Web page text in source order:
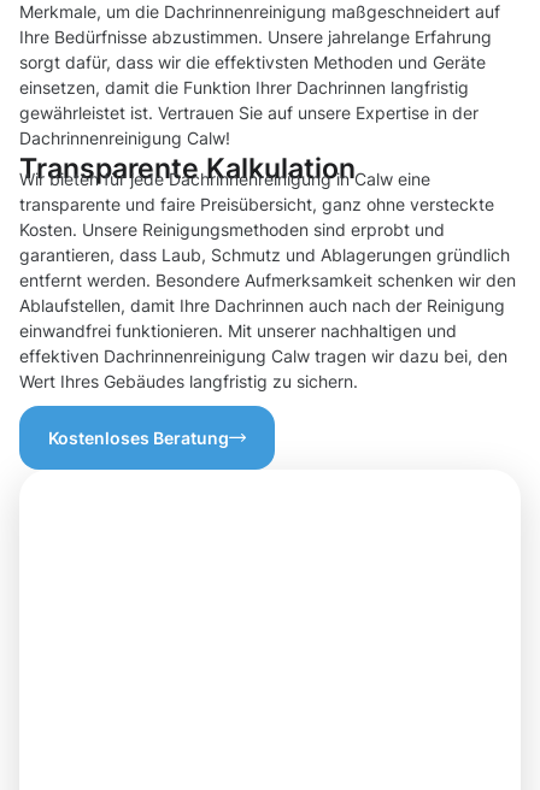
Merkmale, um die Dachrinnenreinigung maßgeschneidert auf
Ihre Bedürfnisse abzustimmen. Unsere jahrelange Erfahrung
sorgt dafür, dass wir die effektivsten Methoden und Geräte
einsetzen, damit die Funktion Ihrer Dachrinnen langfristig
gewährleistet ist. Vertrauen Sie auf unsere Expertise in der
Dachrinnenreinigung Calw!
Transparente Kalkulation
Wir bieten für jede Dachrinnenreinigung in Calw eine
transparente und faire Preisübersicht, ganz ohne versteckte
Kosten. Unsere Reinigungsmethoden sind erprobt und
garantieren, dass Laub, Schmutz und Ablagerungen gründlich
entfernt werden. Besondere Aufmerksamkeit schenken wir den
Ablaufstellen, damit Ihre Dachrinnen auch nach der Reinigung
einwandfrei funktionieren. Mit unserer nachhaltigen und
effektiven Dachrinnenreinigung Calw tragen wir dazu bei, den
Wert Ihres Gebäudes langfristig zu sichern.
Kostenloses Beratung